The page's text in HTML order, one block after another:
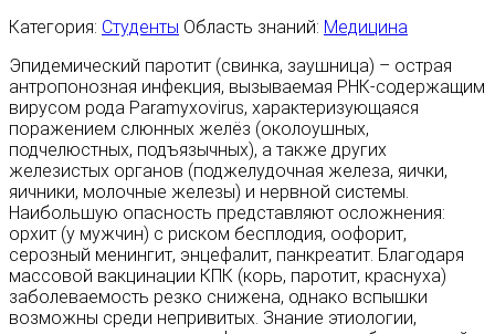
Категория: Студенты Область знаний: Медицина
Эпидемический паротит (свинка, заушница) – острая
антропонозная инфекция, вызываемая РНК-содержащим
вирусом рода Paramyxovirus, характеризующаяся
поражением слюнных желёз (околоушных,
подчелюстных, подъязычных), а также других
железистых органов (поджелудочная железа, яички,
яичники, молочные железы) и нервной системы.
Наибольшую опасность представляют осложнения:
орхит (у мужчин) с риском бесплодия, оофорит,
серозный менингит, энцефалит, панкреатит. Благодаря
массовой вакцинации КПК (корь, паротит, краснуха)
заболеваемость резко снижена, однако вспышки
возможны среди непривитых. Знание этиологии,